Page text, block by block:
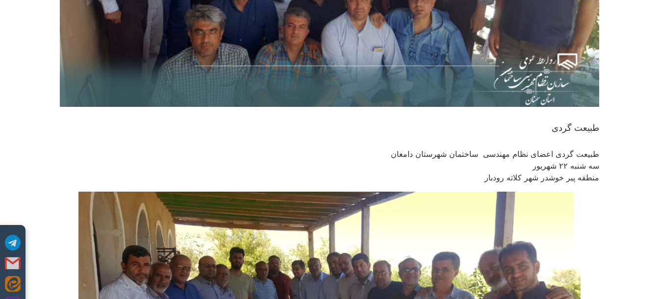
طبیعت گردی
طبیعت گردی اعضای نظام مهندسی ساختمان شهرستان دامغان
سه شنبه ۲۲ شهریور
منطقه پیر خوشدر شهر کلاته رودبار